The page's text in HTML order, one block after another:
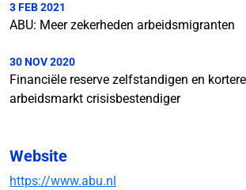
3 FEB 2021
ABU: Meer zekerheden arbeidsmigranten
30 NOV 2020
Financiële reserve zelfstandigen en
arbeidsmarkt crisisbestendiger
Website
https://www.abu.nl